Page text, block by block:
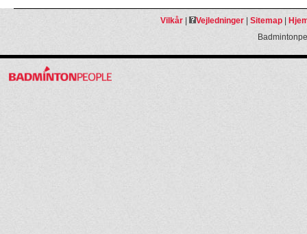
Vilkår| Vejledninger| Sitemap|